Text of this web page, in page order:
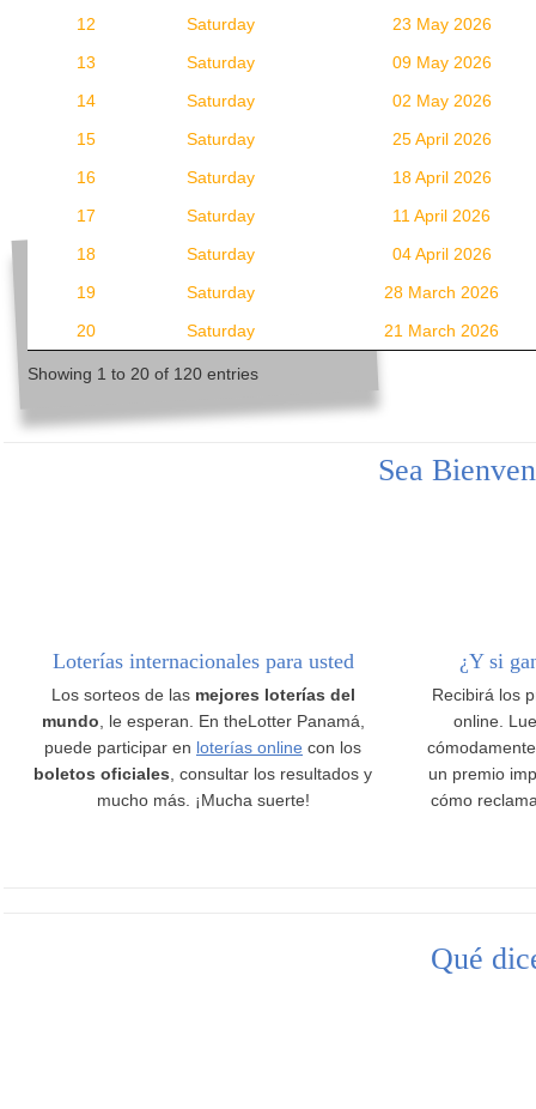
12
Saturday
23 May 2026
13
Saturday
09 May 2026
14
Saturday
02 May 2026
15
Saturday
25 April 2026
16
Saturday
18 April 2026
17
Saturday
11 April 2026
18
Saturday
04 April 2026
19
Saturday
28 March 2026
20
Saturday 21 March 2026
Showing 1 to 20 of 120 entries
Sea
Loterías internacionales para usted
Los sorteos de las mejores loterías del
mundo , le esperan. En theLotter Panamá,
puede participar en loterías online con los
boletos oficiales , consultar los resultados y
mucho más. ¡Mucha suerte!
¿Y si
Recibirá los
online.
un premio
cómo
Qué